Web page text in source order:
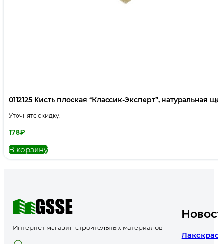
0112125 Кисть плоская “Классик-Эксперт”, натуральная
Уточняте скидку:
178₽
В корзину
Интернет магазин строительных материалов